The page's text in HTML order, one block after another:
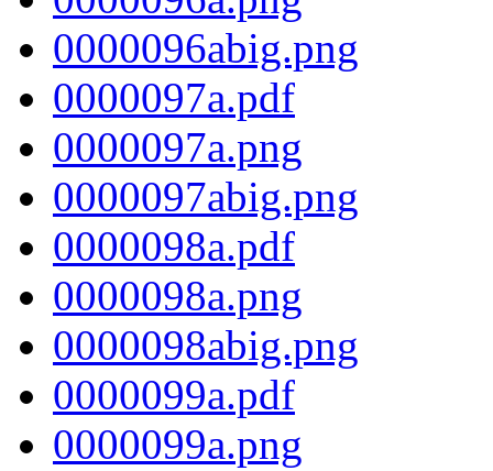
0000096abig.png
0000097a.pdf
0000097a.png
0000097abig.png
0000098a.pdf
0000098a.png
0000098abig.png
0000099a.pdf
0000099a.png